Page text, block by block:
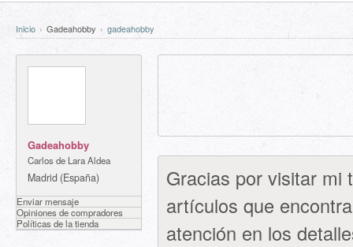
Inicio › Gadeahobby › gadeahobby
Gadeahobby
Carlos de Lara Aldea
Madrid (España)
Enviar mensaje
Opiniones de compradores
Políticas de la tienda
gadeahobby
Gracias por visitar mi
artículos que
atención en los